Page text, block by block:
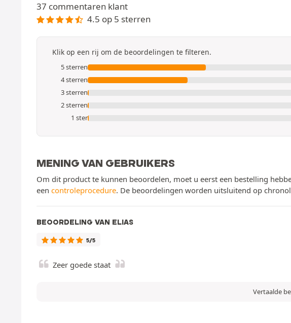
37 commentaren klant
4.5 op 5 sterren
Klik op een rij om de beoordelingen te filteren.
5 sterren
4 sterren
3 sterren
2 sterren
1 ster
MENING VAN GEBRUIKERS
Om dit product te kunnen beoordelen, moet u eerst een bestelling
een controleprocedure. De beoordelingen worden uitsluitend op
BEOORDELING VAN ELIAS
5/5
Zeer goede staat
Vertaalde